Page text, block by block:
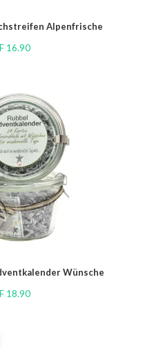
Alpenfrische
16.90
Wünsche
18.90